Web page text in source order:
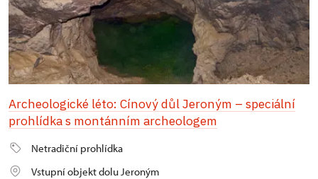
Archeologické léto: Cínový důl Jeroným – speciální
prohlídka s montánním archeologem
Netradiční prohlídka
Vstupní objekt dolu Jeroným